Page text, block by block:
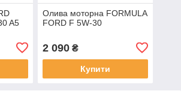
A5
Олива моторна FORMULA
FORD F 5W-30
2 090₴
Купити